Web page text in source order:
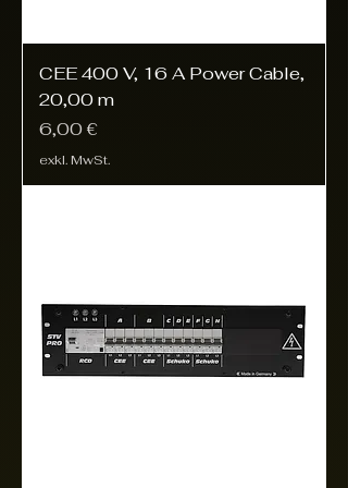
CEE 400 V, 16 A Power Cable,
20,00 m
Preis
6,00 €
exkl. MwSt.